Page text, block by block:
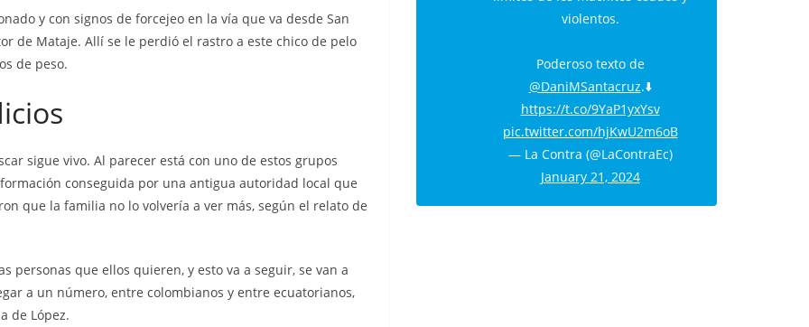
y con signos de forcejeo en la vía que va desde San
de Mataje. Allí se le perdió el rastro a este chico de pelo
de peso.
sigue vivo. Al parecer está con uno de estos grupos
conseguida por una antigua autoridad local que
que la familia no lo volvería a ver más, según el relato de
personas que ellos quieren, y esto va a seguir, se van a
a un número, entre colombianos y entre ecuatorianos,
de López.
violentos.
Poderoso texto de
@DaniMSantacruz.⬇️
https://t.co/9YaP1yxYsv
pic.twitter.com/hjKwU2m6oB
— La Contra (@LaContraEc)
January 21, 2024